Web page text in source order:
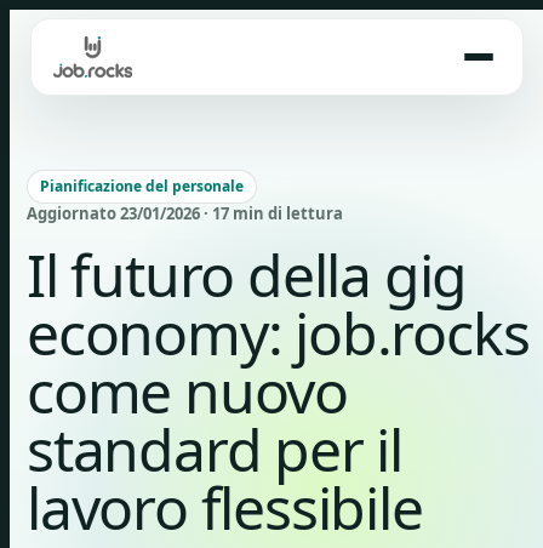
content
Pianificazione del personale
Aggiornato 23/01/2026 · 17 min di lettura
Il futuro della gig
economy: job.rocks
come nuovo
standard per il
lavoro flessibile